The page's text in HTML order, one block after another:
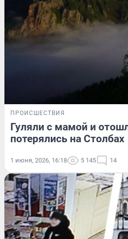
ПРОИСШЕСТВИЯ
Гуляли с мамой и
потерялись на Столбах
1 июня, 2026, 16:18 5 145 14